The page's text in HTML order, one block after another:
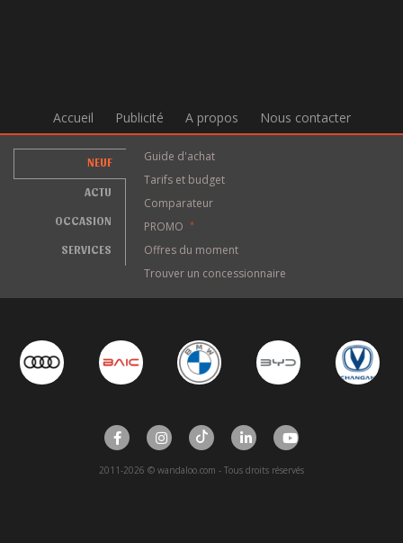
Accueil Publicité A propos Nous contacter
NEUF
ACTU
OCCASION
SERVICES
Guide d'achat
Tarifs et budget
Comparateur
PROMO
*
Offres du moment
Trouver un concessionnaire
2011-2026 © wandaloo.com - Tous droits réservés